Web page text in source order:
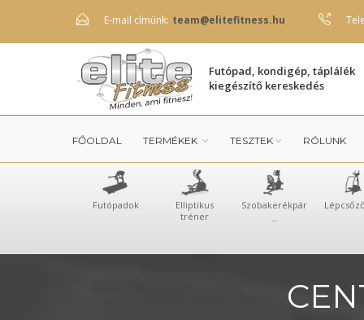
E-mail címünk: team@elitefitness.hu
Futópad, kondigép, táplálék
kiegészítő kereskedés
FŐOLDAL TERMÉKEK TESZTEK RÓLUNK
Futópadok
Elliptikus
tréner
Szobakerékpár